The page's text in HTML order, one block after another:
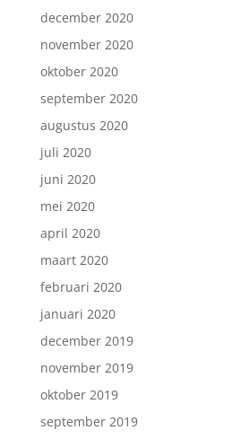
december 2020
november 2020
oktober 2020
september 2020
augustus 2020
juli 2020
juni 2020
mei 2020
april 2020
maart 2020
februari 2020
januari 2020
december 2019
november 2019
oktober 2019
september 2019